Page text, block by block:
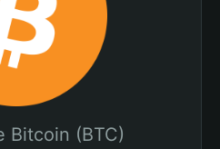
Bitcoin (BTC)